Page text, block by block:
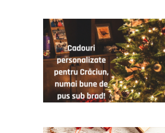
Tricouri Mecanici
Tricouri Fermieri
Tricouri Bere
Tricouri Auto
Tricouri Rock si Tribal
Tricouri Aniversare